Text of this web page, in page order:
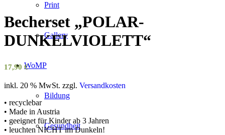
Print
Gallery
WoMP
Bildung
Gesundheit
Becherset „POLAR-
DUNKELVIOLETT“
17,90 €
inkl. 20 % MwSt. zzgl. Versandkosten
• recyclebar
• Made in Austria
• geeignet für Kinder ab 3 Jahren
• leuchten NICHT im Dunkeln!